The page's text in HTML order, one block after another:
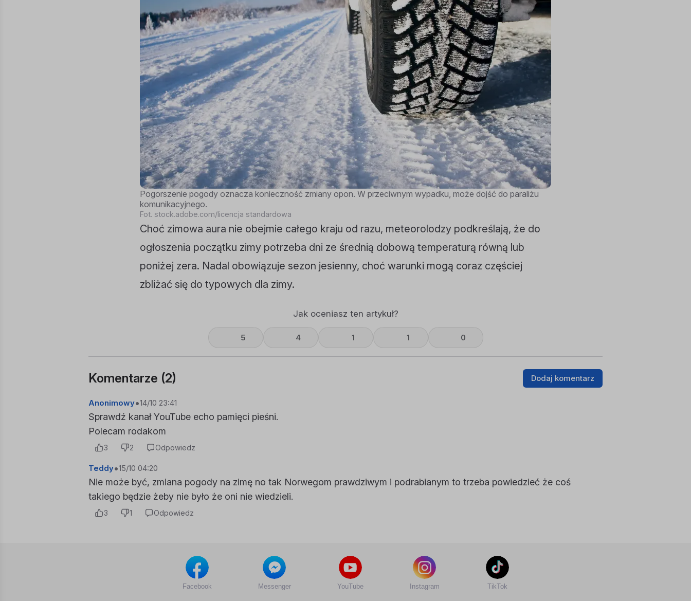
Pogorszenie pogody oznacza konieczność zmiany opon. W przeciwnym wypadku, może dojść do paraliżu
komunikacyjnego.
Fot. stock.adobe.com/licencja standardowa
Choć zimowa aura nie obejmie całego kraju od razu, meteorolodzy podkreślają, że do
ogłoszenia początku zimy potrzeba dni ze średnią dobową temperaturą równą lub
poniżej zera. Nadal obowiązuje sezon jesienny, choć warunki mogą coraz częściej
zbliżać się do typowych dla zimy.
Jak oceniasz ten artykuł?
0
4
5 1 1
Komentarze (2) Dodaj komentarz
Anonimowy•14/10 23:41
Sprawdź kanał YouTube echo pamięci pieśni.
Polecam rodakom
3 2 Odpowiedz
Teddy•15/10 04:20
Nie może być, zmiana pogody na zimę no tak Norwegom prawdziwym i podrabianym to trzeba powiedzieć że coś
takiego będzie żeby nie było że oni nie wiedzieli.
3 1 Odpowiedz
Facebook Messenger YouTube Instagram TikTok